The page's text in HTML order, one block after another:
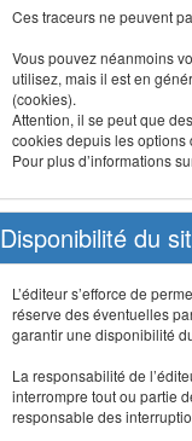
Ces traceurs ne peuvent
Vous pouvez néanmoins
utilisez, mais il est en
(cookies).
Attention, il se peut que
cookies depuis les options
Pour plus d’informations
Disponibilité du
L’éditeur s’efforce de
réserve des éventuelles
garantir une disponibilité
La responsabilité de
interrompre tout ou partie
responsable des